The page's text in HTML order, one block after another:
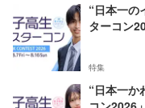
“日本一の
ターコン
特集
“日本一か